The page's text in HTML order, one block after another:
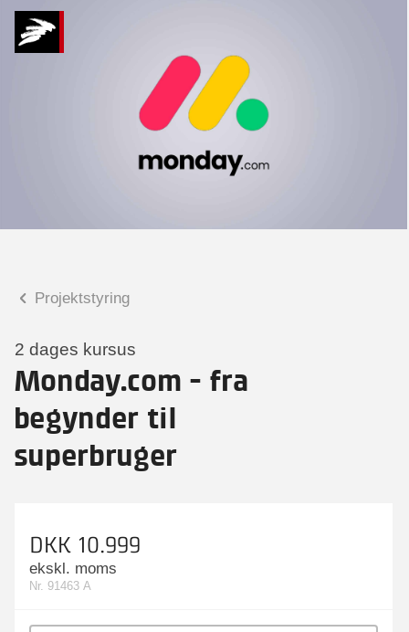
Projektstyring
2 dages kursus
Monday.com - fra
begynder til
superbruger
DKK 10.999
ekskl. moms
Nr. 91463 A
Praktiske spørgsmål
Spørgsmål til tilmelding, forplejning,
Mette Rosenløv Vad
dig med?